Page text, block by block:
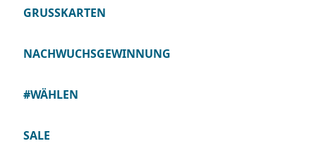
GRUSSKARTEN
NACHWUCHSGEWINNUNG
#WÄHLEN
SALE